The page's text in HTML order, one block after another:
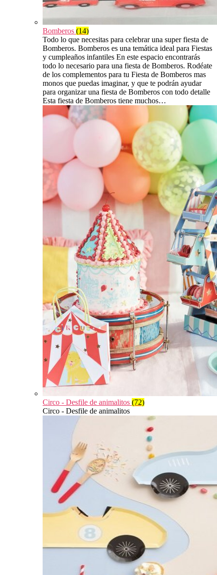
Bomberos (14)
Todo lo que necesitas para celebrar una super fiesta de
Bomberos. Bomberos es una temática ideal para Fiestas
y cumpleaños infantiles En este espacio encontrarás
todo lo necesario para una fiesta de Bomberos. Rodéate
de los complementos para tu Fiesta de Bomberos mas
monos que puedas imaginar, y que te podrán ayudar
para organizar una fiesta de Bomberos con todo detalle
Esta fiesta de Bomberos tiene muchos…
Circo - Desfile de animalitos (72)
Circo - Desfile de animalitos